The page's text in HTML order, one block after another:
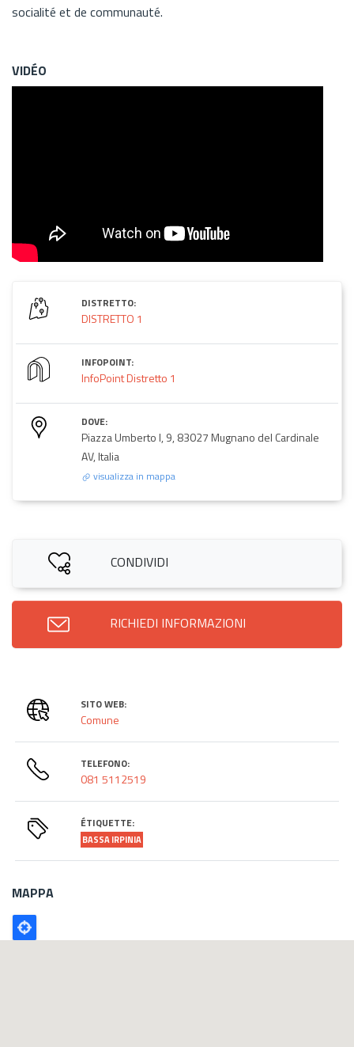
socialité et de communauté.
VIDÉO
DISTRETTO:
DISTRETTO 1
INFOPOINT:
InfoPoint Distretto 1
DOVE:
Piazza Umberto I, 9, 83027 Mugnano del Cardinale
AV, Italia
visualizza in mappa
CONDIVIDI
RICHIEDI INFORMAZIONI
SITO WEB:
Comune
TELEFONO:
081 5112519
ÉTIQUETTE:
BASSA IRPINIA
MAPPA
Poligono
GEO